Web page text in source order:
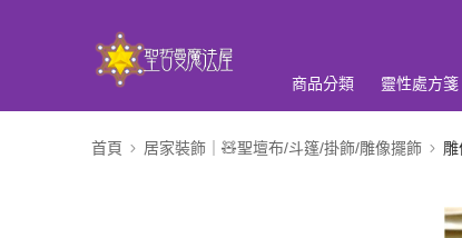
商品分類 靈性處方箋
首頁 居家裝飾｜🧸聖壇布/斗篷/掛飾/雕像擺飾